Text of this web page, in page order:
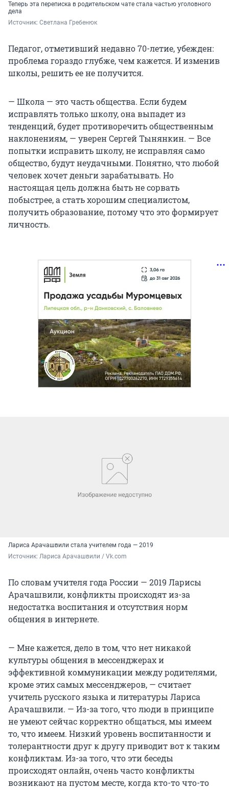
Теперь эта переписка в родительском чате стала частью уголовного
дела
Источник: Светлана Гребенюк
Педагог, отметивший недавно 70-летие, убежден:
проблема гораздо глубже, чем кажется. И изменив
школы, решить ее не получится.
— Школа — это часть общества. Если будем
исправлять только школу, она выпадет из
тенденций, будет противоречить общественным
наклонениям, — уверен Сергей Тынянкин. — Все
попытки исправить школу, не исправляя само
общество, будут неудачными. Понятно, что любой
человек хочет деньги зарабатывать. Но
настоящая цель должна быть не сорвать
побыстрее, а стать хорошим специалистом,
получить образование, потому что это формирует
личность.
Лариса Арачашвили стала учителем года — 2019
Источник: Лариса Арачашвили / Vk.com
По словам учителя года России — 2019 Ларисы
Арачашвили, конфликты происходят из-за
недостатка воспитания и отсутствия норм
общения в интернете.
— Мне кажется, дело в том, что нет никакой
культуры общения в мессенджерах и
эффективной коммуникации между родителями,
кроме этих самых мессенджеров, — считает
учитель русского языка и литературы Лариса
Арачашвили. — Из-за того, что люди в принципе
не умеют сейчас корректно общаться, мы имеем
то, что имеем. Низкий уровень воспитанности и
толерантности друг к другу приводит вот к таким
конфликтам. Из-за того, что эти беседы
происходят онлайн, очень часто конфликты
возникают на пустом месте, когда кто-то что-то